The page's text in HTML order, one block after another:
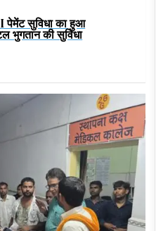
पेमेंट सुविधा का हुआ
भुगतान की सुविधा